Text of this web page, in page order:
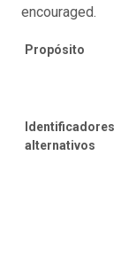
encouraged.
Propósito
Identificadores
alternativos